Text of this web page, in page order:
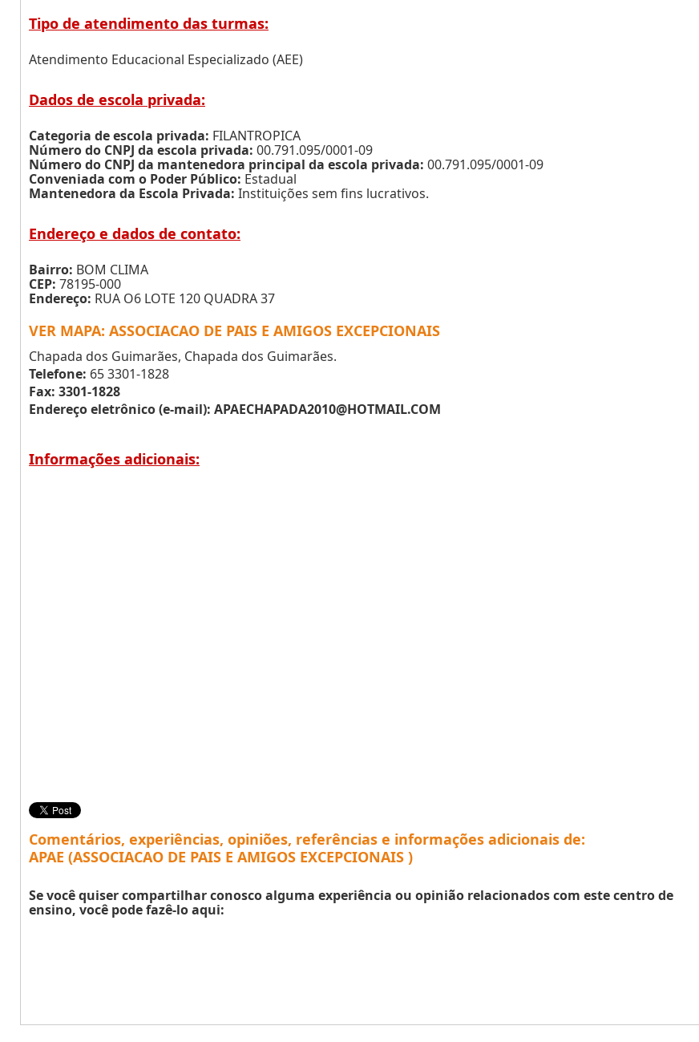
Tipo de atendimento das turmas:
Atendimento Educacional Especializado (AEE)
Dados de escola privada:
Categoria de escola privada: FILANTROPICA
Número do CNPJ da escola privada: 00.791.095/0001-09
Número do CNPJ da mantenedora principal da escola privada: 00.791.095/0001-09
Conveniada com o Poder Público: Estadual
Mantenedora da Escola Privada: Instituições sem fins lucrativos.
Endereço e dados de contato:
Bairro: BOM CLIMA
CEP: 78195-000
Endereço: RUA O6 LOTE 120 QUADRA 37
VER MAPA: ASSOCIACAO DE PAIS E AMIGOS EXCEPCIONAIS
Chapada dos Guimarães, Chapada dos Guimarães.
Telefone: 65 3301-1828
Fax: 3301-1828
Endereço eletrônico (e-mail): APAECHAPADA2010@HOTMAIL.COM
Informações adicionais:
Comentários, experiências, opiniões, referências e informações adicionais de:
APAE (ASSOCIACAO DE PAIS E AMIGOS EXCEPCIONAIS )
Se você quiser compartilhar conosco alguma experiência ou opinião relacionados com este centro de
ensino, você pode fazê-lo aqui: